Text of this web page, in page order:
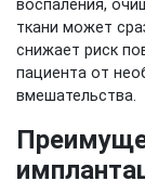
воспаления,
ткани может
снижает риск
пациента от
вмешательства.